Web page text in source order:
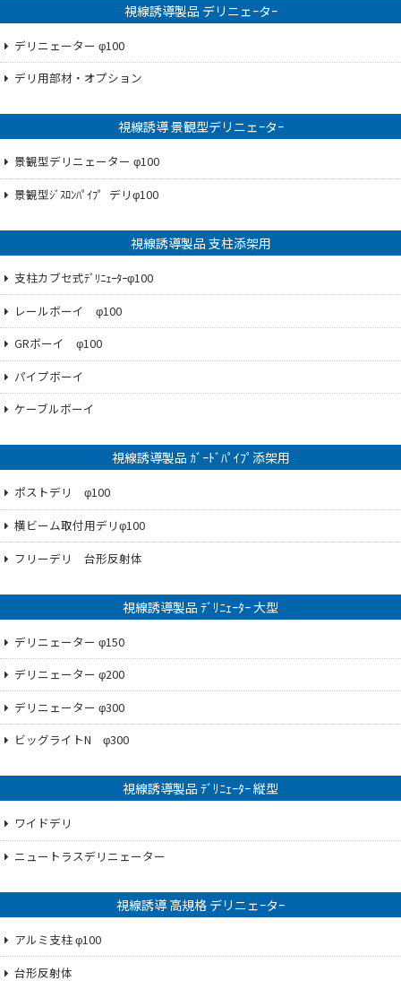
視線誘導製品 デリニェｰタｰ
デリニェーター φ100
デリ用部材・オプション
視線誘導 景観型デリニェｰタｰ
景観型デリニェーター φ100
景観型ｼﾞｽﾛﾝﾊﾟｲﾌ゜デリφ100
視線誘導製品 支柱添架用
支柱カブセ式ﾃﾞﾘﾆｪｰﾀｰφ100
レールボーイ φ100
GRボーイ φ100
パイプボーイ
ケーブルボーイ
視線誘導製品 ｶﾞｰﾄﾞﾊﾟｲﾌﾟ添架用
ポストデリ φ100
横ビーム取付用デリφ100
フリーデリ 台形反射体
視線誘導製品 ﾃﾞﾘﾆｪｰﾀｰ 大型
デリニェーター φ150
デリニェーター φ200
デリニェーター φ300
ビッグライトN φ300
視線誘導製品 ﾃﾞﾘﾆｪｰﾀｰ 縦型
ワイドデリ
ニュートラスデリニェーター
視線誘導 高規格 デリニェｰタｰ
アルミ支柱 φ100
台形反射体